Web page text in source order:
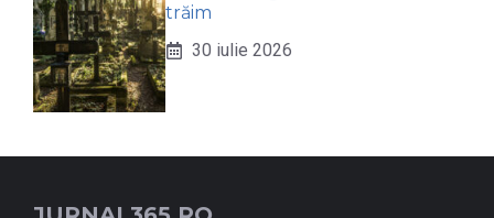
trăim
30 iulie 2026